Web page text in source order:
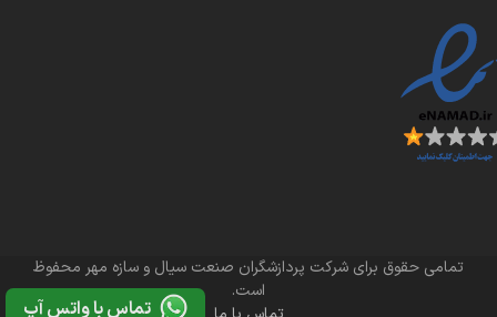
تمامی حقوق برای شرکت پردازشگران صنعت سیال و سازه مهر محفوظ
است.
تماس با واتس آپ